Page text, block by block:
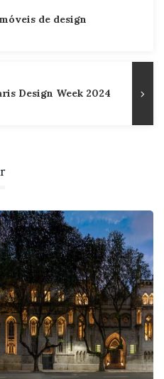
de design
Design Week 2024